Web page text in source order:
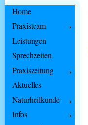
Home
Praxisteam
Leistungen
Sprechzeiten
Praxiszeitung
Aktuelles
Naturheilkunde
Infos